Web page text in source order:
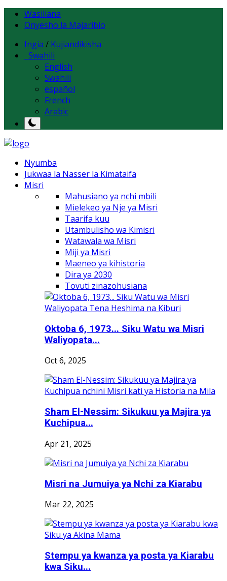
Wasiliana
Onyesho la Majaribio
Ingia / Kujiandikisha
Swahili
English
Swahili
español
French
Arabic
Nyumba
Jukwaa la Nasser la Kimataifa
Misri
Mahusiano ya nchi mbili
Mielekeo ya Nje ya Misri
Taarifa kuu
Utambulisho wa Kimisri
Watawala wa Misri
Miji ya Misri
Maeneo ya kihistoria
Dira ya 2030
Tovuti zinazohusiana
Oktoba 6, 1973... Siku Watu wa Misri
Waliyopata...
Oct 6, 2025
Sham El-Nessim: Sikukuu ya Majira ya
Kuchipua...
Apr 21, 2025
Misri na Jumuiya ya Nchi za Kiarabu
Mar 22, 2025
Stempu ya kwanza ya posta ya Kiarabu
kwa Siku...